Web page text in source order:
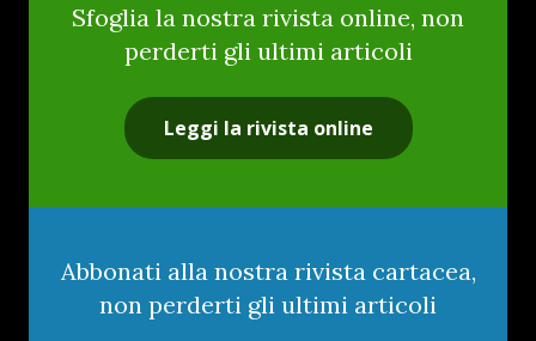
Sfoglia la nostra rivista online, non
perderti gli ultimi articoli
Leggi la rivista online
Abbonati alla nostra rivista cartacea,
non perderti gli ultimi articoli